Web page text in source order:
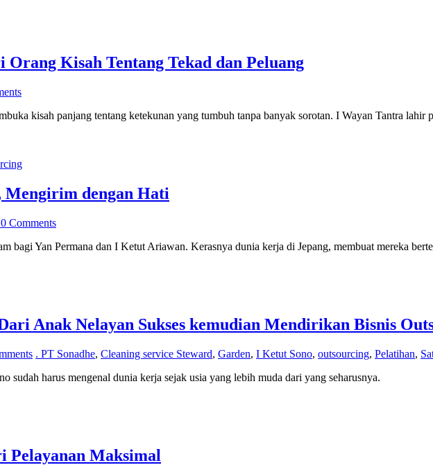
Orang Kisah Tentang Tekad dan Peluang
kisah panjang tentang ketekunan yang tumbuh tanpa banyak sorotan. I Wayan Tantra lahir
Mengirim dengan Hati
0 Comments
bagi Yan Permana dan I Ketut Ariawan. Kerasnya dunia kerja di Jepang, membuat mereka
Anak Nelayan Sukses kemudian Mendirikan Bisnis
. PT Sonadhe, Cleaning service Steward, Garden, I Ketut Sono, outsourcing, Pelatihan,
sudah harus mengenal dunia kerja sejak usia yang lebih muda dari yang seharusnya.
Pelayanan Maksimal